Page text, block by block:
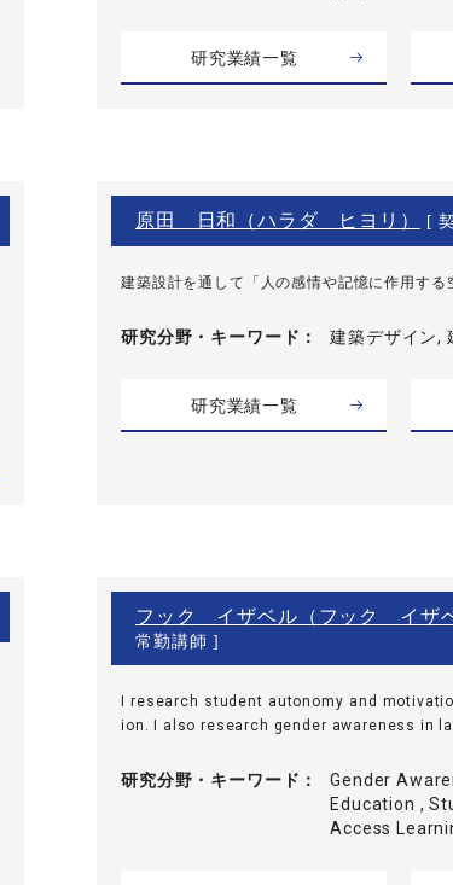
研究業績一覧
原田 日和（ハラダ ヒヨリ） [
建築設計を通して「人の感情や記憶に作用する
研究分野・ キーワード 建築デザイン,
研究業績一覧
フック イザベル（フック イザ
常勤講師 ]
I research student autonomy and
ion. I also research gender awareness in
研究分野・ キーワード
Gender
Education ,
Access